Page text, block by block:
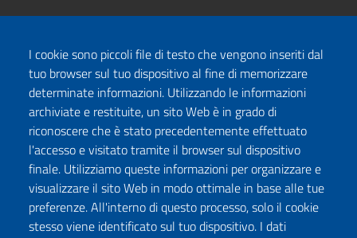
I cookie sono piccoli file di testo che vengono inseriti dal
tuo browser sul tuo dispositivo al fine di memorizzare
determinate informazioni. Utilizzando le informazioni
archiviate e restituite, un sito Web è in grado di
riconoscere che è stato precedentemente effettuato
l'accesso e visitato tramite il browser sul dispositivo
finale. Utilizziamo queste informazioni per organizzare e
visualizzare il sito Web in modo ottimale in base alle tue
preferenze. All'interno di questo processo, solo il cookie
stesso viene identificato sul tuo dispositivo. I dati